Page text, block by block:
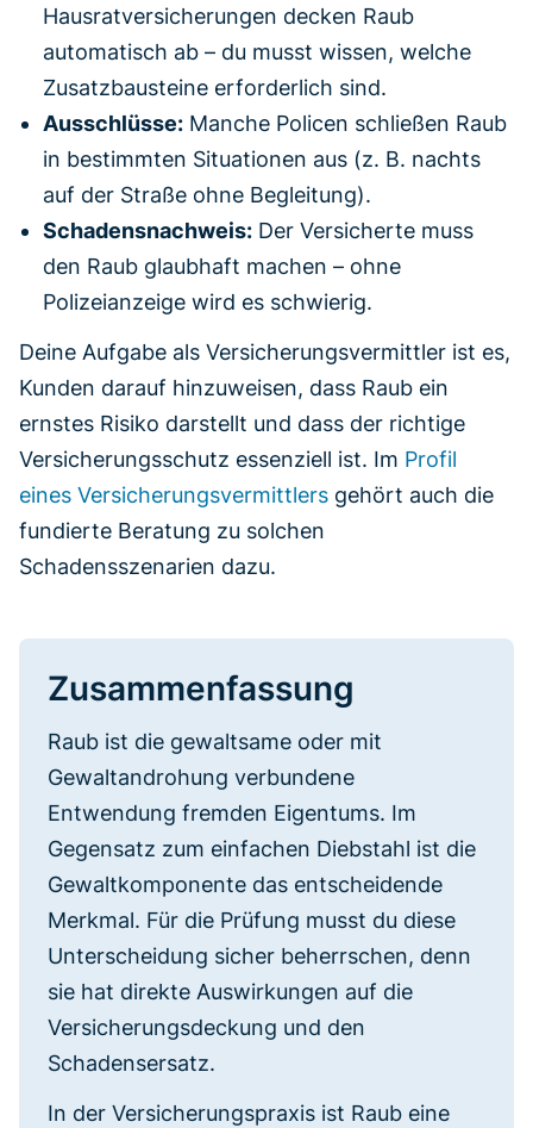
Hausratversicherungen decken Raub
automatisch ab – du musst wissen, welche
Zusatzbausteine erforderlich sind.
Ausschlüsse: Manche Policen schließen Raub
in bestimmten Situationen aus (z. B. nachts
auf der Straße ohne Begleitung).
Schadensnachweis: Der Versicherte muss
den Raub glaubhaft machen – ohne
Polizeianzeige wird es schwierig.
Deine Aufgabe als Versicherungsvermittler ist es,
Kunden darauf hinzuweisen, dass Raub ein
ernstes Risiko darstellt und dass der richtige
Versicherungsschutz essenziell ist. Im Profil
eines Versicherungsvermittlers gehört auch die
fundierte Beratung zu solchen
Schadensszenarien dazu.
Zusammenfassung
Raub ist die gewaltsame oder mit
Gewaltandrohung verbundene
Entwendung fremden Eigentums. Im
Gegensatz zum einfachen Diebstahl ist die
Gewaltkomponente das entscheidende
Merkmal. Für die Prüfung musst du diese
Unterscheidung sicher beherrschen, denn
sie hat direkte Auswirkungen auf die
Versicherungsdeckung und den
Schadensersatz.
In der Versicherungspraxis ist Raub eine